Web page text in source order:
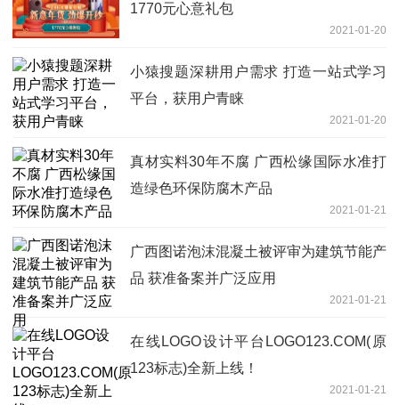
1770元心意礼包
2021-01-20
小猿搜题深耕用户需求 打造一站式学习
平台，获用户青睐
2021-01-20
真材实料30年不腐 广西松缘国际水准打
造绿色环保防腐木产品
2021-01-21
广西图诺泡沫混凝土被评审为建筑节能产
品 获准备案并广泛应用
2021-01-21
在线LOGO设计平台LOGO123.COM(原
123标志)全新上线！
2021-01-21